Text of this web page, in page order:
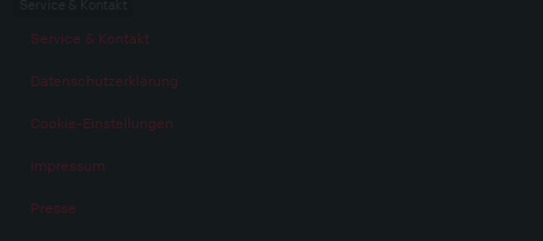
Service & Kontakt
Datenschutzerklärung
Cookie-Einstellungen
Impressum
Presse